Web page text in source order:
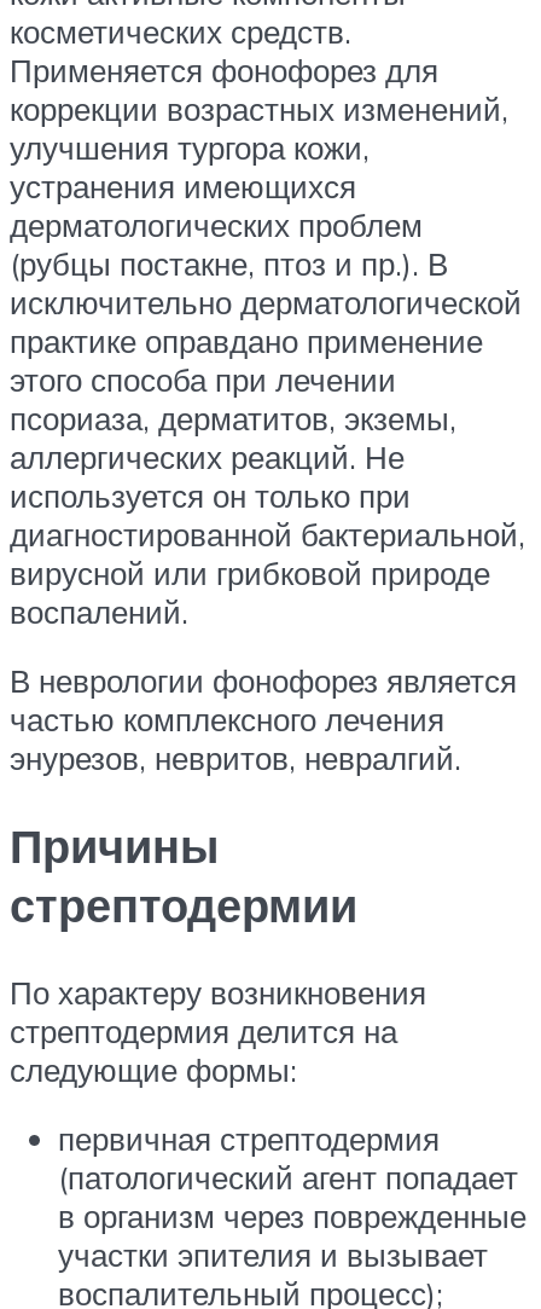
косметических средств.
Применяется фонофорез для
коррекции возрастных изменений,
улучшения тургора кожи,
устранения имеющихся
дерматологических проблем
(рубцы постакне, птоз и пр.). В
исключительно дерматологической
практике оправдано применение
этого способа при лечении
псориаза, дерматитов, экземы,
аллергических реакций. Не
используется он только при
диагностированной бактериальной,
вирусной или грибковой природе
воспалений.
В неврологии фонофорез является
частью комплексного лечения
энурезов, невритов, невралгий.
Причины
стрептодермии
По характеру возникновения
стрептодермия делится на
следующие формы:
первичная стрептодермия
(патологический агент попадает
в организм через поврежденные
участки эпителия и вызывает
воспалительный процесс);